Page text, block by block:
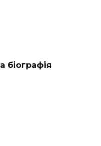
біографія